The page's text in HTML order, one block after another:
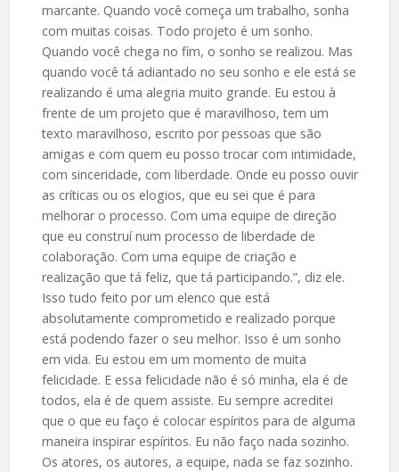
marcante. Quando você começa um trabalho, sonha
com muitas coisas. Todo projeto é um sonho.
Quando você chega no fim, o sonho se realizou. Mas
quando você tá adiantado no seu sonho e ele está se
realizando é uma alegria muito grande. Eu estou à
frente de um projeto que é maravilhoso, tem um
texto maravilhoso, escrito por pessoas que são
amigas e com quem eu posso trocar com intimidade,
com sinceridade, com liberdade. Onde eu posso ouvir
as críticas ou os elogios, que eu sei que é para
melhorar o processo. Com uma equipe de direção
que eu construí num processo de liberdade de
colaboração. Com uma equipe de criação e
realização que tá feliz, que tá participando.”, diz ele.
Isso tudo feito por um elenco que está
absolutamente comprometido e realizado porque
está podendo fazer o seu melhor. Isso é um sonho
em vida. Eu estou em um momento de muita
felicidade. E essa felicidade não é só minha, ela é de
todos, ela é de quem assiste. Eu sempre acreditei
que o que eu faço é colocar espíritos para de alguma
maneira inspirar espíritos. Eu não faço nada sozinho.
Os atores, os autores, a equipe, nada se faz sozinho.